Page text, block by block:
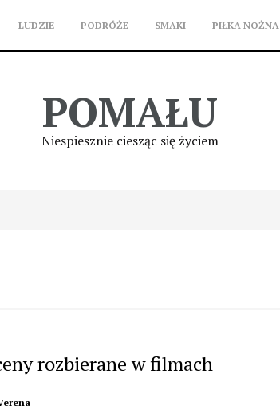
LUDZIE PODRÓŻE SMAKI PIŁKA NOŻNA
POMAŁU
Niespiesznie ciesząc się życiem
rozbierane w filmach